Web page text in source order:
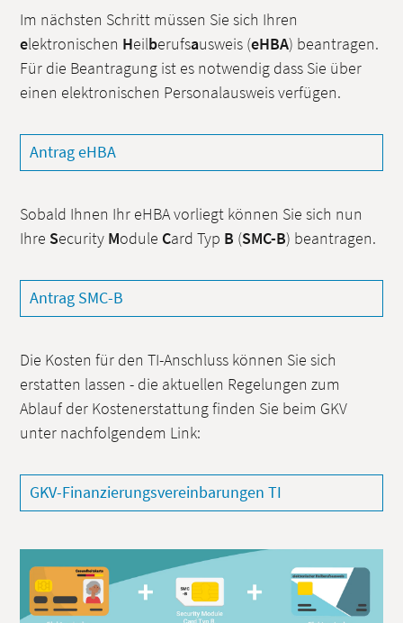
Im nächsten Schritt müssen Sie sich Ihren
elektronischen Heilberufsausweis (eHBA) beantragen.
Für die Beantragung ist es notwendig dass Sie über
einen elektronischen Personalausweis verfügen.
Antrag eHBA
Sobald Ihnen Ihr eHBA vorliegt können Sie sich nun
Ihre Security Module Card Typ B (SMC-B) beantragen.
Antrag SMC-B
Die Kosten für den TI-Anschluss können Sie sich
erstatten lassen - die aktuellen Regelungen zum
Ablauf der Kostenerstattung finden Sie beim GKV
unter nachfolgendem Link:
GKV-Finanzierungsvereinbarungen TI